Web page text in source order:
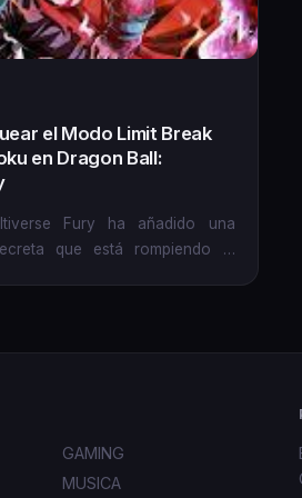
el Modo Limit Break
en Dragon Ball:
Fury ha añadido una
que está rompiendo el
GAMING
MUSICA